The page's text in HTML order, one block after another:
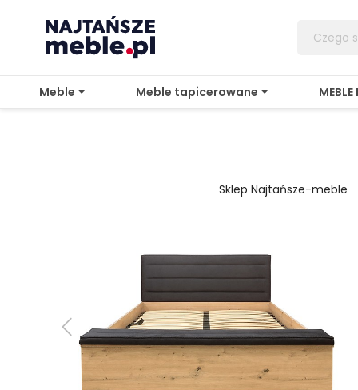
Meble Meble tapicerowane MEBLE
Sklep Najtańsze-meble